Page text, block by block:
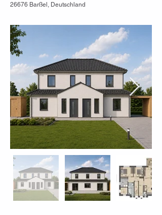
26676 Barßel, Deutschland